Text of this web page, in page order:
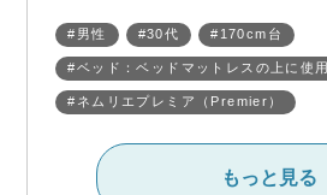
#男性 #30代 #170cm台
#ベッド：ベッドマットレスの上に使用
#ネムリエプレミア（Premier）
もっと見る